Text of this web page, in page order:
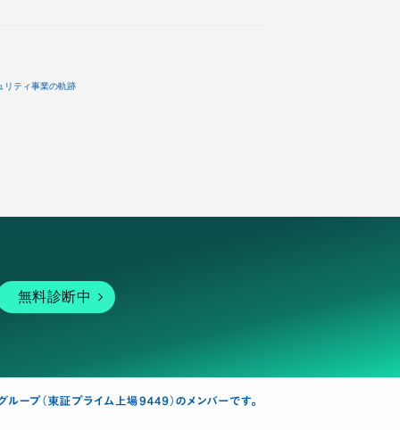
リティ事業の軌跡
無料診断中